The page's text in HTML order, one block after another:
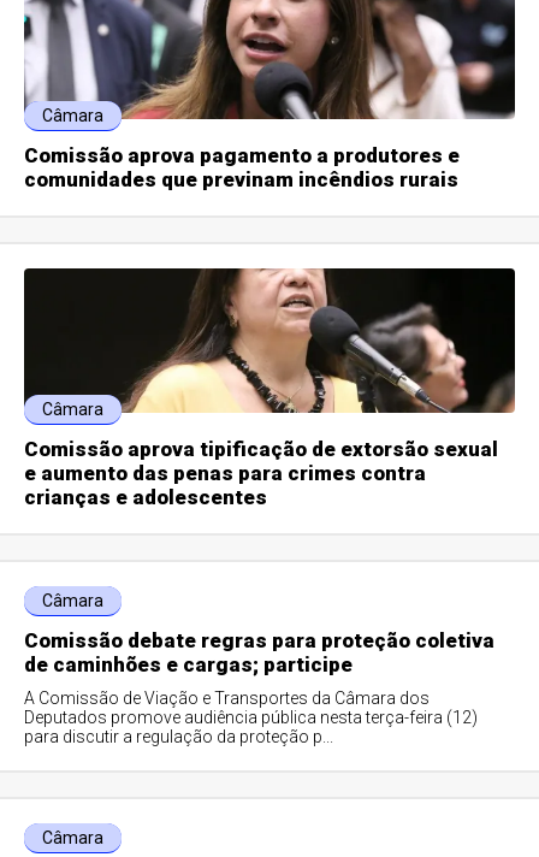
Câmara
Comissão aprova pagamento a produtores e
comunidades que previnam incêndios rurais
Câmara
Comissão aprova tipificação de extorsão sexual
e aumento das penas para crimes contra
crianças e adolescentes
Câmara
Comissão debate regras para proteção coletiva
de caminhões e cargas; participe
A Comissão de Viação e Transportes da Câmara dos
Deputados promove audiência pública nesta terça-feira (12)
para discutir a regulação da proteção p...
Câmara